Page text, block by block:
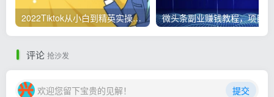
2022Tiktok从小白到精英实操，0-1保姆级实操全程无忧，多种变现赚钱方式
评论 抢沙发
欢迎您留下宝贵的见解！ 提交